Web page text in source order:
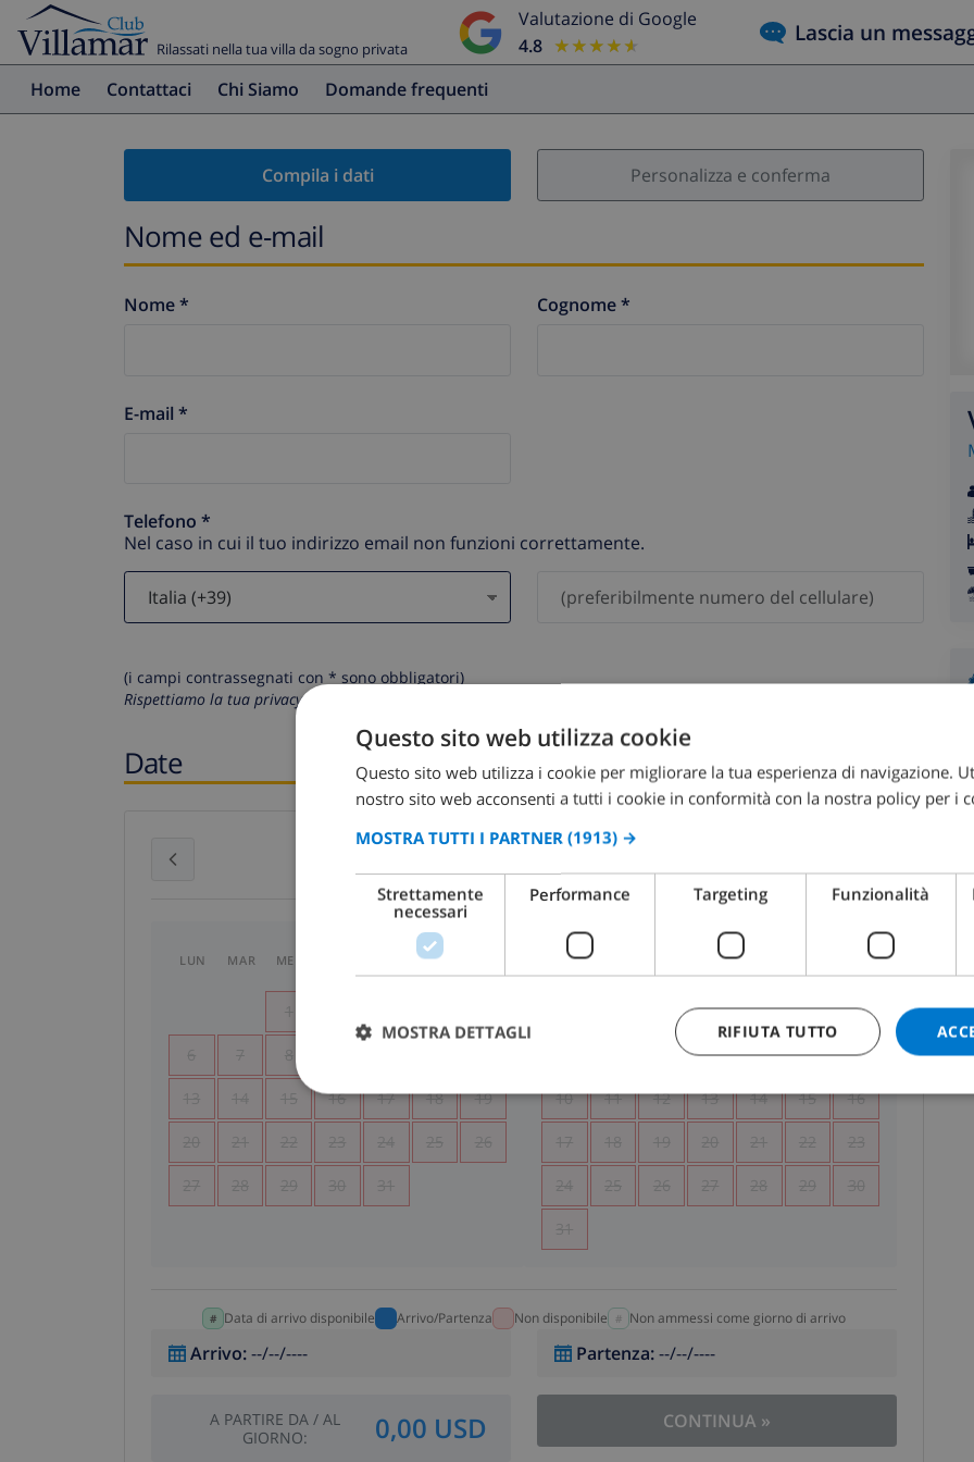
Rilassati nella tua villa da sogno privata
Valutazione di Google
4.8 ★★★★★
★★★★★ Lascia un
Home Contattaci Chi Siamo Domande frequenti
Compila i dati Personalizza e conferma
Nome ed e-mail
Nome * Cognome *
E-mail *
Telefono *
Nel caso in cui il tuo indirizzo email non funzioni correttamente.
(i campi contrassegnati con * sono obbligatori)
Rispettiamo la tua privacy. I tuoi dati personali non saranno mai condivisi con gli altri.
Date
LUN MAR MER SAB
1
6 7 8
13 14 15 16 17 18 19
20 21 22 23 24 25 26
27 28 29 30 31
LUN GIO DOM
1 2
6 7 8 9
10 11 12 13 14 15 16
17 18 19 20 21 22 23
24 25 26 27 28 29 30
31
Data di arrivo disponibile Arrivo/Partenza Non disponibile Non ammessi come giorno di arrivo
Arrivo:--/--/---- Partenza:--/--/----
A PARTIRE DA / AL
GIORNO: 0,00 USD CONTINUA »
Questo sito web utilizza cookie
Questo sito web utilizza i cookie per migliorare la tua esperienza di navigazione.
nostro sito web acconsenti a tutti i cookie in conformità con la nostra policy per i
MOSTRA TUTTI I PARTNER (1913) →
Strettamente
necessari
Performance Targeting Funzionalità
RIFIUTA TUTTO
MOSTRA DETTAGLI